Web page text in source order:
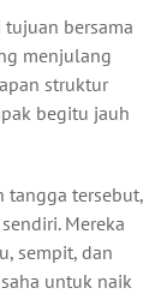
bersama
menjulang
struktur
begitu jauh
tangga tersebut,
Mereka
sempit, dan
untuk naik